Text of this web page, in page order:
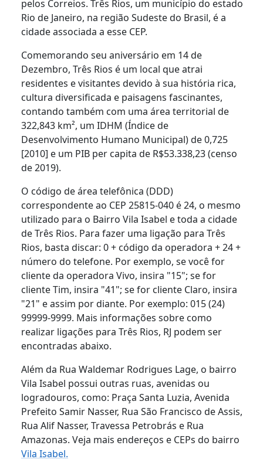
pelos Correios. Três Rios, um município do estado
Rio de Janeiro, na região Sudeste do Brasil, é a
cidade associada a esse CEP.
Comemorando seu aniversário em 14 de
Dezembro, Três Rios é um local que atrai
residentes e visitantes devido à sua história rica,
cultura diversificada e paisagens fascinantes,
contando também com uma área territorial de
322,843 km², um IDHM (Índice de
Desenvolvimento Humano Municipal) de 0,725
[2010] e um PIB per capita de R$53.338,23 (censo
de 2019).
O código de área telefônica (DDD)
correspondente ao CEP 25815-040 é 24, o mesmo
utilizado para o Bairro Vila Isabel e toda a cidade
de Três Rios. Para fazer uma ligação para Três
Rios, basta discar: 0 + código da operadora + 24 +
número do telefone. Por exemplo, se você for
cliente da operadora Vivo, insira "15"; se for
cliente Tim, insira "41"; se for cliente Claro, insira
"21" e assim por diante. Por exemplo: 015 (24)
99999-9999. Mais informações sobre como
realizar ligações para Três Rios, RJ podem ser
encontradas abaixo.
Além da Rua Waldemar Rodrigues Lage, o bairro
Vila Isabel possui outras ruas, avenidas ou
logradouros, como: Praça Santa Luzia, Avenida
Prefeito Samir Nasser, Rua São Francisco de Assis,
Rua Alif Nasser, Travessa Petrobrás e Rua
Amazonas. Veja mais endereços e CEPs do bairro
Vila Isabel.